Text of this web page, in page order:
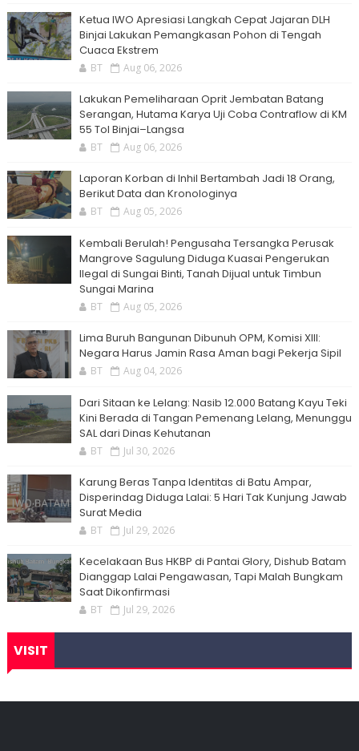
Ketua IWO Apresiasi Langkah Cepat Jajaran DLH
Binjai Lakukan Pemangkasan Pohon di Tengah
Cuaca Ekstrem
BT Aug 06, 2026
Lakukan Pemeliharaan Oprit Jembatan Batang
Serangan, Hutama Karya Uji Coba Contraflow di KM
55 Tol Binjai–Langsa
BT Aug 06, 2026
Laporan Korban di Inhil Bertambah Jadi 18 Orang,
Berikut Data dan Kronologinya
BT Aug 05, 2026
Kembali Berulah! Pengusaha Tersangka Perusak
Mangrove Sagulung Diduga Kuasai Pengerukan
Ilegal di Sungai Binti, Tanah Dijual untuk Timbun
Sungai Marina
BT Aug 05, 2026
Lima Buruh Bangunan Dibunuh OPM, Komisi XIII:
Negara Harus Jamin Rasa Aman bagi Pekerja Sipil
BT Aug 04, 2026
Dari Sitaan ke Lelang: Nasib 12.000 Batang Kayu Teki
Kini Berada di Tangan Pemenang Lelang, Menunggu
SAL dari Dinas Kehutanan
BT Jul 30, 2026
Karung Beras Tanpa Identitas di Batu Ampar,
Disperindag Diduga Lalai: 5 Hari Tak Kunjung Jawab
Surat Media
BT Jul 29, 2026
Kecelakaan Bus HKBP di Pantai Glory, Dishub Batam
Dianggap Lalai Pengawasan, Tapi Malah Bungkam
Saat Dikonfirmasi
BT Jul 29, 2026
VISIT